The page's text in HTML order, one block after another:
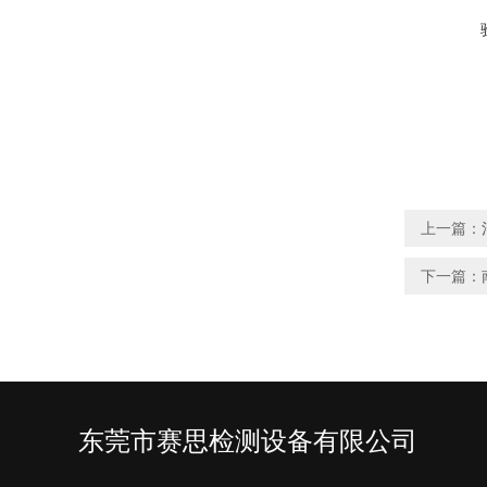
上一篇：
下一篇：
东莞市赛思检测设备有限公司